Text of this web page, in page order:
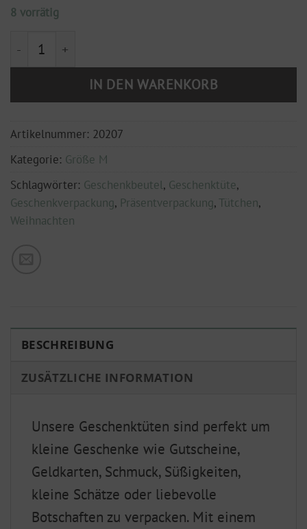
8 vorrätig
Geschenktüte M "HoHoHo" (10 Stück im Set) Menge
IN DEN WARENKORB
Artikelnummer: 20207
Kategorie: Größe M
Schlagwörter: Geschenkbeutel, Geschenktüte,
Geschenkverpackung, Präsentverpackung, Tütchen,
Weihnachten
BESCHREIBUNG
ZUSÄTZLICHE INFORMATION
Unsere Geschenktüten sind perfekt um
kleine Geschenke wie Gutscheine,
Geldkarten, Schmuck, Süßigkeiten,
kleine Schätze oder liebevolle
Botschaften zu verpacken. Mit einem